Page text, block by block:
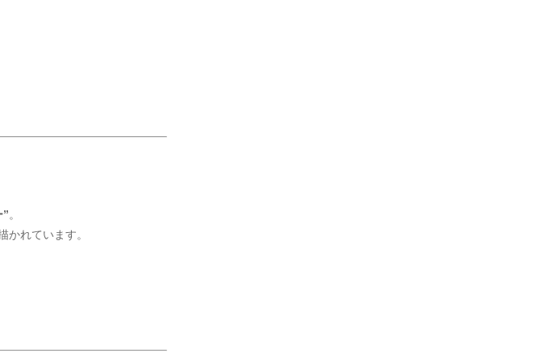
。
れています。